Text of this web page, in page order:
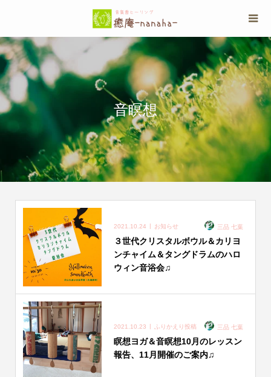
音瞑想
2021.10.24 お知らせ 三品 七葉
３世代クリスタルボウル＆カリヨ
ンチャイム＆タングドラムのハロ
ウィン音浴会♫
2021.10.23 ふりかえり投稿 三品 七葉
瞑想ヨガ＆音瞑想10月のレッスン
報告、11月開催のご案内♫